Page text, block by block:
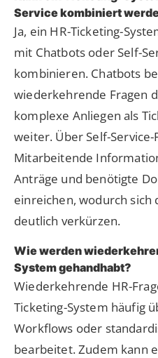
Service kombiniert
Ja, ein HR-Ticketing-
mit Chatbots oder Self-
kombinieren. Chatbots
wiederkehrende Fragen
komplexe Anliegen als
weiter. Über Self-
Mitarbeitende
Anträge und benötigte
einreichen, wodurch sich
deutlich verkürzen.
Wie werden
System gehandhabt?
Wiederkehrende HR-
Ticketing-System häufig
Workflows oder
bearbeitet. Zudem kann